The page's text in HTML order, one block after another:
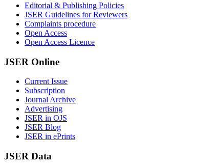
Editorial & Publishing Policies
JSER Guidelines for Reviewers
Complaints procedure
Open Access
Open Access Licence
JSER Online
Current Issue
Subscription
Journal Archive
Advertising
JSER in OJS
JSER Blog
JSER in ePrints
JSER Data